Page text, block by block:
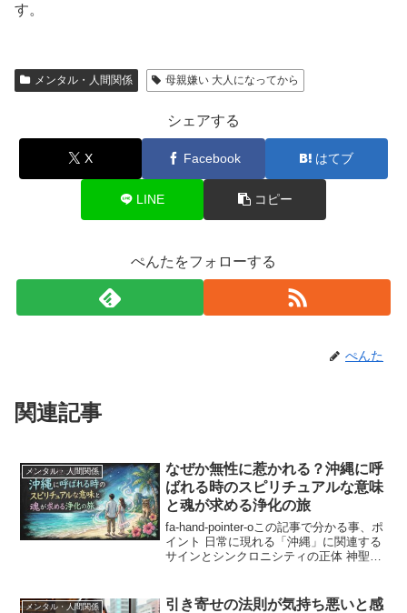
す。
メンタル・人間関係 母親嫌い 大人になってから
シェアする
X Facebook はてブ
LINE コピー
ぺんたをフォローする
ぺんた
関連記事
メンタル・人間関係
なぜか無性に惹かれる？沖縄に呼
ばれる時のスピリチュアルな意味
と魂が求める浄化の旅
fa-hand-pointer-oこの記事で分かる事、ポ
イント 日常に現れる「沖縄」に関連する
サインとシンクロニシティの正体 神聖な
了」や「リセット」の後に沖縄へ惹か...
メンタル・人間関係
引き寄せの法則が気持ち悪いと感